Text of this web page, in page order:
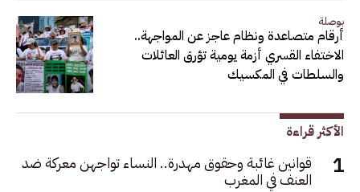
بوصلة
أرقام متصاعدة ونظام عاجز عن المواجهة..
الاختفاء القسري أزمة يومية تؤرق العائلات
والسلطات في المكسيك
الأكثر قراءة
قوانين غائبة وحقوق مهدرة.. النساء تواجهن معركة ضد
العنف في المغرب